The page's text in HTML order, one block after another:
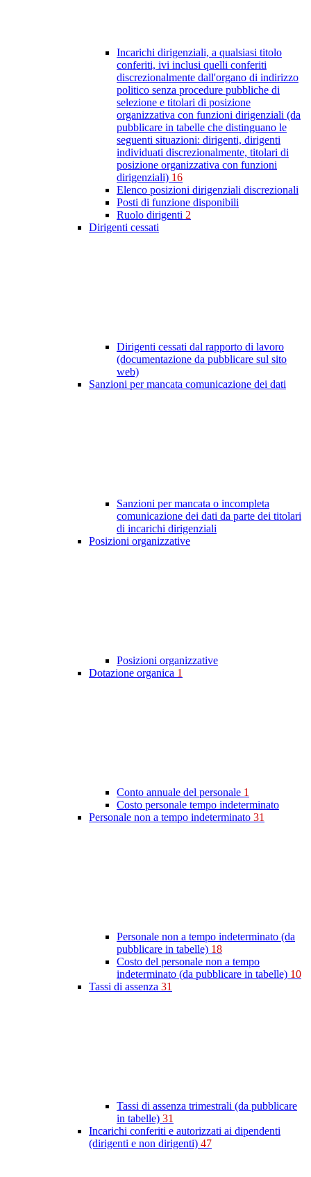
Incarichi dirigenziali, a qualsiasi titolo
conferiti, ivi inclusi quelli conferiti
discrezionalmente dall'organo di indirizzo
politico senza procedure pubbliche di
selezione e titolari di posizione
organizzativa con funzioni dirigenziali (da
pubblicare in tabelle che distinguano le
seguenti situazioni: dirigenti, dirigenti
individuati discrezionalmente, titolari di
posizione organizzativa con funzioni
dirigenziali) 16
Elenco posizioni dirigenziali discrezionali
Posti di funzione disponibili
Ruolo dirigenti 2
Dirigenti cessati
Dirigenti cessati dal rapporto di lavoro
(documentazione da pubblicare sul sito
web)
Sanzioni per mancata comunicazione dei dati
Sanzioni per mancata o incompleta
comunicazione dei dati da parte dei titolari
di incarichi dirigenziali
Posizioni organizzative
Posizioni organizzative
Dotazione organica 1
Conto annuale del personale 1
Costo personale tempo indeterminato
Personale non a tempo indeterminato 31
Personale non a tempo indeterminato (da
pubblicare in tabelle) 18
Costo del personale non a tempo
indeterminato (da pubblicare in tabelle) 10
Tassi di assenza 31
Tassi di assenza trimestrali (da pubblicare
in tabelle) 31
Incarichi conferiti e autorizzati ai dipendenti
(dirigenti e non dirigenti) 47